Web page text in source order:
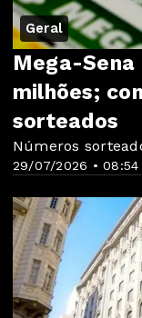
Geral
29/07/2026 • 08:54
Mega-Sena
milhões;
sorteados
Números